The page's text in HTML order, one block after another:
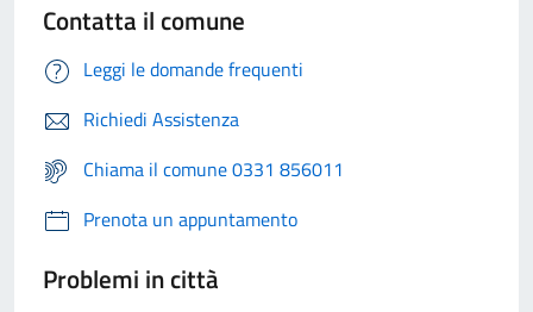
Contatta il comune
Leggi le domande frequenti
Richiedi Assistenza
Chiama il comune 0331 856011
Prenota un appuntamento
Problemi in città